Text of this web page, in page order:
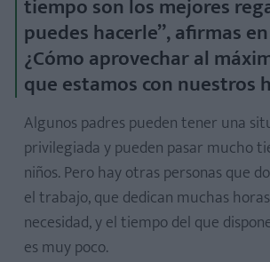
tiempo son los mejores
puedes hacerle”, afirmas
¿Cómo aprovechar al
que estamos con nuestros
Algunos padres pueden tener una
privilegiada y pueden pasar mucho
niños. Pero hay otras personas que
el trabajo, que dedican muchas
necesidad, y el tiempo del que
es muy poco.